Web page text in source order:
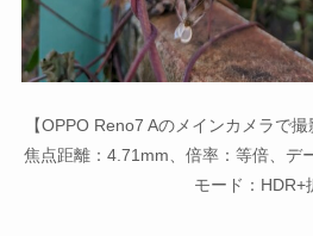
【OPPO Reno7 Aのメインカメラで
焦点距離：4.71mm、倍率：等倍、デ
モード：HDR+